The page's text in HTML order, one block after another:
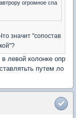
огромное спа
значит "сопостав
левой колонке опр
путем ло